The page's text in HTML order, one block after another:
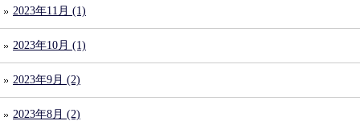
2023年11月 (1)
2023年10月 (1)
2023年9月 (2)
2023年8月 (2)